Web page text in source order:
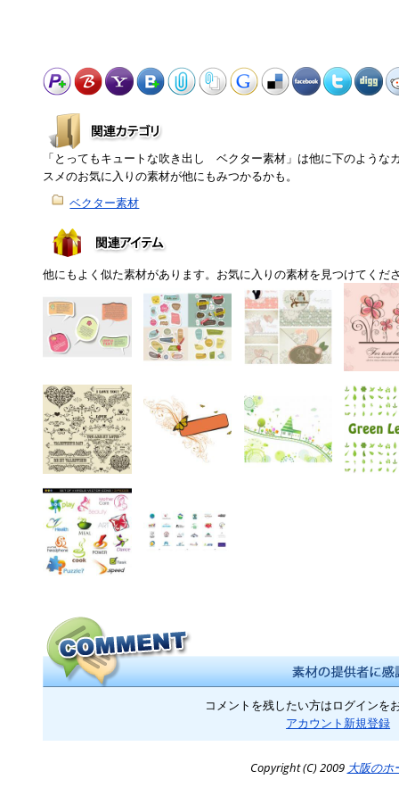
「とってもキュートな吹き出し ベクター素材」は他に下のような
スメのお気に入りの素材が他にもみつかるかも。
ベクター素材
他にもよく似た素材があります。お気に入りの素材を見つけてくだ
コメントを残したい方はログインを
アカウント新規登録
Copyright (C) 2009 大阪のホ